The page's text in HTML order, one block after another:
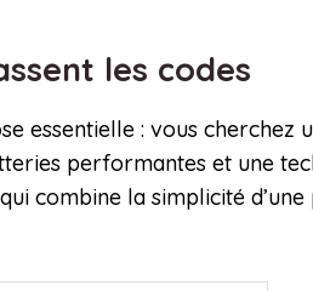
les codes
essentielle : vous
performantes et une
combine la simplicité